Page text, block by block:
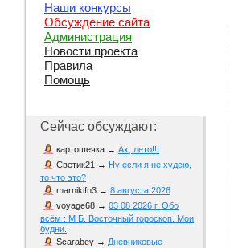
Наши конкурсы
Обсуждение сайта
Администрация
Новости проекта
Правила
Помощь
Сейчас обсуждают:
картошечка → Ах, лето!!!
Светик21 → Ну если я не худею,
то что это?
marnikifn3 → 8 августа 2026
voyage68 → 03 08 2026 г. Обо
всём : М Б. Восточный гороскоп. Мои
будни.
Scarabey → Дневниковые